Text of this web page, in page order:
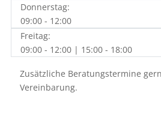
Donnerstag:
09:00 - 12:00
Freitag:
09:00 - 12:00 | 15:00 - 18:00
Zusätzliche Beratungstermine
Vereinbarung.